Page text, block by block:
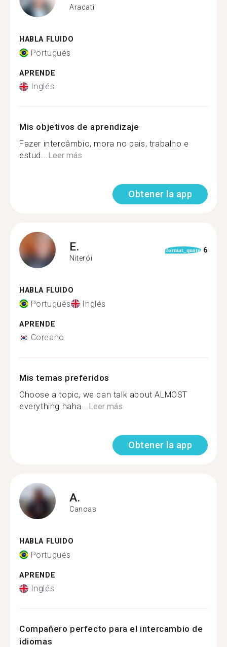
Aracati
HABLA FLUIDO
Portugués
APRENDE
Inglés
Mis objetivos de aprendizaje
Fazer intercâmbio, mora no pais, trabalho e
estud...Leer más
Obtener la app
E.
Niterói
format_quote 6
HABLA FLUIDO
Portugués Inglés
APRENDE
Coreano
Mis temas preferidos
Choose a topic, we can talk about ALMOST
everything haha...Leer más
Obtener la app
A.
Canoas
HABLA FLUIDO
Portugués
APRENDE
Inglés
Compañero perfecto para el intercambio de
idiomas